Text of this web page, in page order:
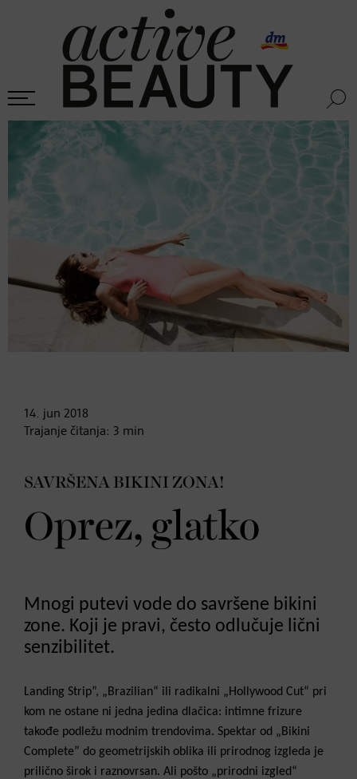
14. jun 2018
Trajanje čitanja: 3 min
SAVRŠENA BIKINI ZONA!
Oprez, glatko
Mnogi putevi vode do savršene bikini
zone. Koji je pravi, često odlučuje lični
senzibilitet.
Landing Strip”, „Brazilian“ ili radikalni „Hollywood Cut“ pri
kom ne ostane ni jedna jedina dlačica: intimne frizure
takođe podležu modnim trendovima. Spektar od „Bikini
Complete” do geometrijskih oblika ili prirodnog izgleda je
prilično širok i raznovrsan. Ali pošto „prirodni izgled“